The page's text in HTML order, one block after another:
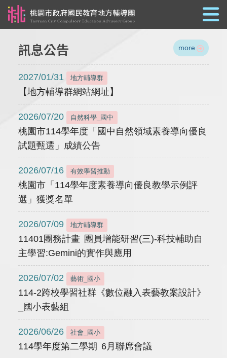
訊息公告 more
2027/01/31 地方輔導群
【地方輔導群網站網址】
2026/07/20 自然科學_國中
桃園市114學年度「國中自然領域素養導向優良
試題甄選」成績公告
2026/07/16 有效學習推動
桃園市「114學年度素養導向優良教學示例評
選」獲獎名單
2026/07/09 地方輔導群
11401團務計畫 團員增能研習(三)-科技輔助自
主學習:Gemini的實作與應用
2026/07/02 藝術_國小
114-2跨校學習社群《數位融入表藝教案設計》
_國小表藝組
2026/06/26 社會_國小
114學年度第二學期 6月聯席會議